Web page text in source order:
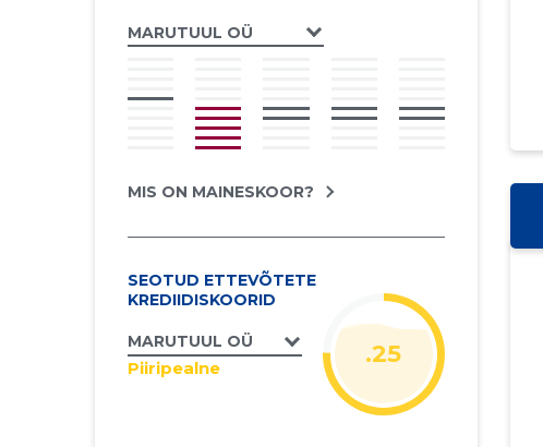
MARUTUUL OÜ
MIS ON MAINESKOOR?
SEOTUD ETTEVÕTETE
KREDIIDISKOORID
MARUTUUL OÜ
Piiripealne .25